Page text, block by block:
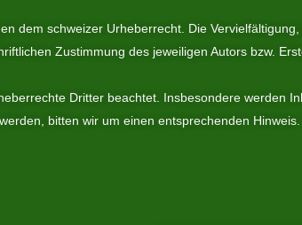
dem schweizer Urheberrecht. Die
Zustimmung des jeweiligen Autors bzw.
Dritter beachtet. Insbesondere werden
bitten wir um einen entsprechenden